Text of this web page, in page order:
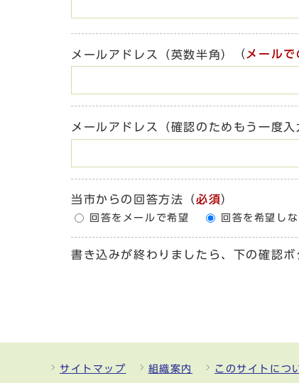
メールアドレス（英数半角） （ メール
メールアドレス（確認のためもう一度入
当市からの回答方法 （必須）
回答をメールで希望 回答を希望しな
書き込みが終わりましたら、下の確認ボ
サイトマップ 組織案内
このサイトにつ